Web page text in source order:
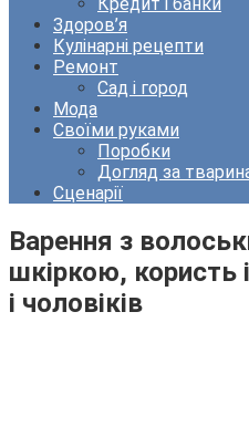
Здоров’я
Кулінарні рецепти
Ремонт
Сад і город
Мода
Своїми руками
Поробки
Догляд за
Сценарії
Варення з
шкіркою, користь
і чоловіків